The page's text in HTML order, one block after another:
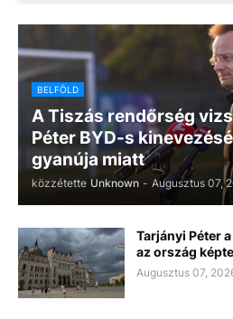
BELFÖLD
A Tiszás rendőrség
Péter BYD-s
gyanúja miatt
közzétette Unknown - Augusztus 07,
Tarjányi Péter
az ország
Augusztus 07,